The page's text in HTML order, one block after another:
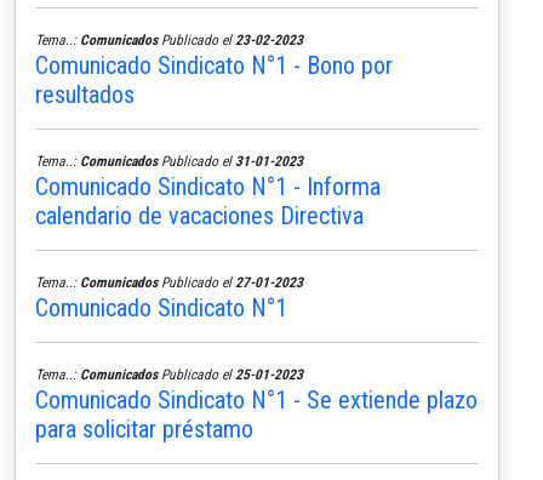
Tema..: ComunicadosPublicado el 23-02-2023
Comunicado Sindicato N°1 - Bono por
resultados
Tema..: ComunicadosPublicado el 31-01-2023
Comunicado Sindicato N°1 - Informa
calendario de vacaciones Directiva
Tema..: ComunicadosPublicado el 27-01-2023
Comunicado Sindicato N°1
Tema..: ComunicadosPublicado el 25-01-2023
Comunicado Sindicato N°1 - Se extiende plazo
para solicitar préstamo